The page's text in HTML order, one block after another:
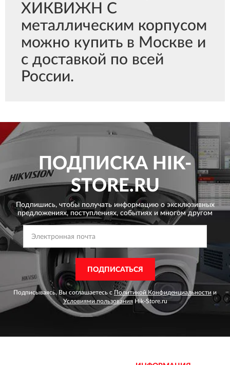
ХИКВИЖН С
металлическим корпусом
можно купить в Москве и
с доставкой по всей
России.
ПОДПИСКА HIK-
STORE.RU
Подпишись, чтобы получать информацию о эксклюзивных
предложениях, поступлениях, событиях и многом другом
ПОДПИСАТЬСЯ
Подписываясь, Вы соглашаетесь сПолитикой Конфиденциальности и
Условиями пользованияHik-Store.ru